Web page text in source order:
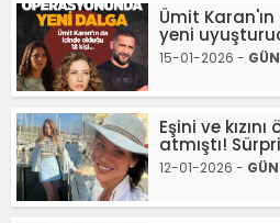
Ümit
yeni
15-01-2026 -
Eşini ve
atmıştı!
12-01-2026 -